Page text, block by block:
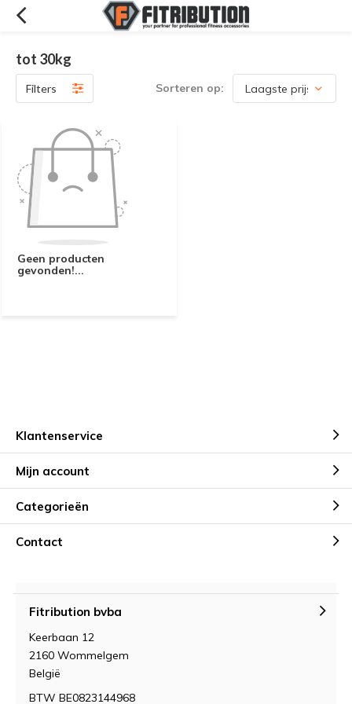
tot 30kg
Filters Sorteren op:
Geen producten
gevonden!...
Klantenservice
Mijn account
Categorieën
Contact
Fitribution bvba
Keerbaan 12
2160 Wommelgem
België
BTW BE0823144968